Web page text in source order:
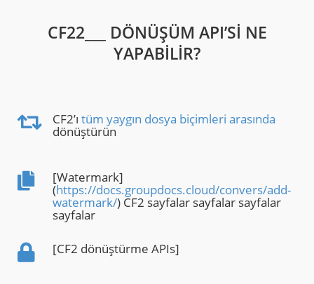
CF22___ DÖNÜŞÜM API’SI NE
YAPABILIR?
CF2’ı tüm yaygın dosya biçimleri arasında
dönüştürün
[Watermark]
(https://docs.groupdocs.cloud/convers/add-
watermark/) CF2 sayfalar sayfalar sayfalar
sayfalar
[CF2 dönüştürme APIs]